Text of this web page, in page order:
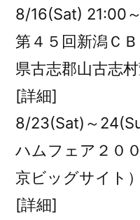
8/16(Sat) 21:00
第４５回新潟Ｃ
県古志郡山古志村
[詳細]
8/23(Sat)～
ハムフェア２０
京ビッグサイト）
[詳細]